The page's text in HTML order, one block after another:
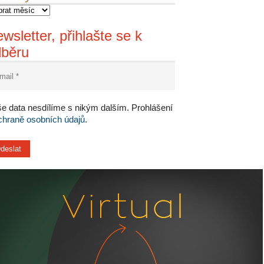
přihlašte se k
data nesdílíme s nikým dalším. Prohlášení
osobních údajů.